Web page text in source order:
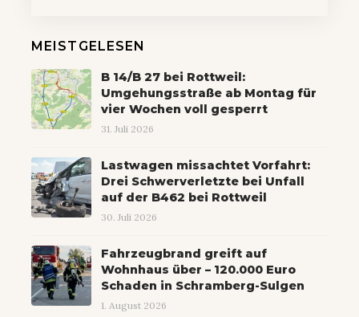
MEISTGELESEN
B 14/B 27 bei Rottweil:
Umgehungsstraße ab Montag für
vier Wochen voll gesperrt
31. Juli 2026
Lastwagen missachtet Vorfahrt:
Drei Schwerverletzte bei Unfall
auf der B462 bei Rottweil
30. Juli 2026
Fahrzeugbrand greift auf
Wohnhaus über – 120.000 Euro
Schaden in Schramberg-Sulgen
1. August 2026